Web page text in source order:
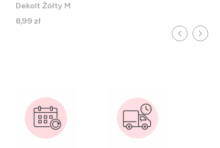
Dekolt Żółty M
Cena
8,99 zł